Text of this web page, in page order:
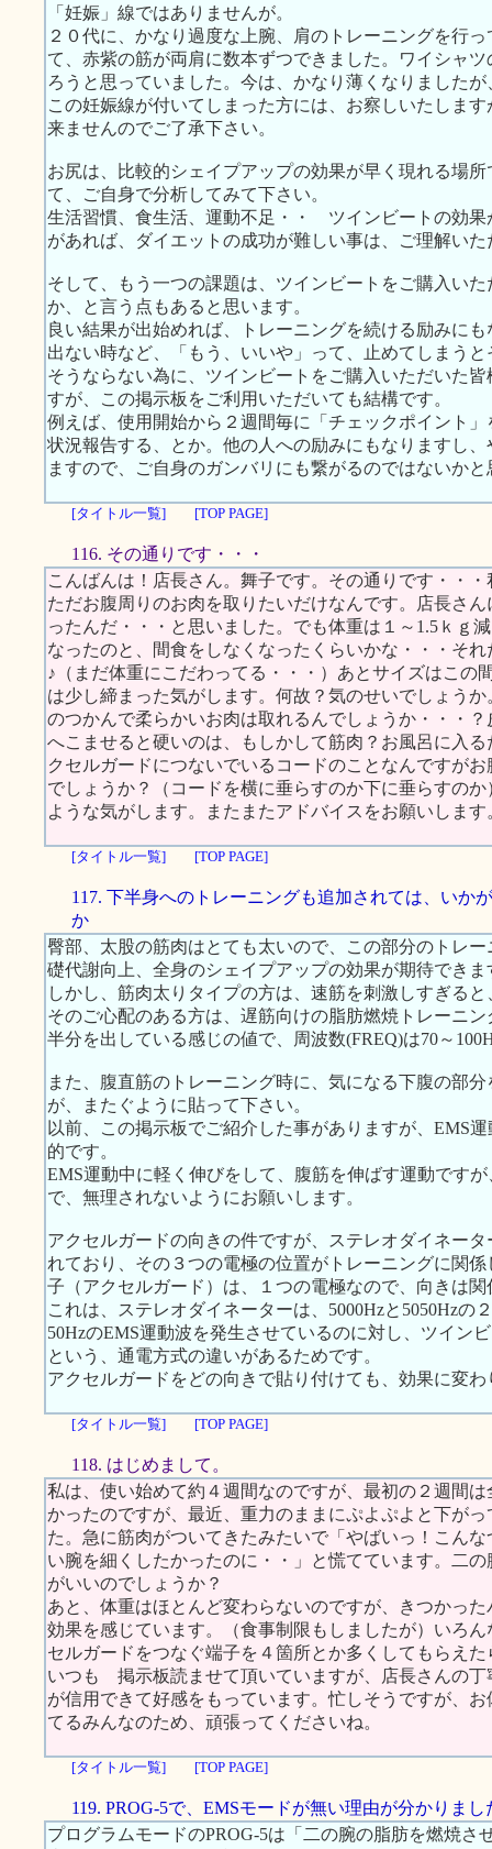
「妊娠」線ではありませんが。
２０代に、かなり過度な上腕、肩のトレーニングを行
て、赤紫の筋が両肩に数本ずつできました。ワイシャ
ろうと思っていました。今は、かなり薄くなりました
この妊娠線が付いてしまった方には、お察しいたしま
来ませんのでご了承下さい。
お尻は、比較的シェイプアップの効果が早く現れる場
て、ご自身で分析してみて下さい。
生活習慣、食生活、運動不足・・ ツインビートの効果
があれば、ダイエットの成功が難しい事は、ご理解い
そして、もう一つの課題は、ツインビートをご購入い
か、と言う点もあると思います。
良い結果が出始めれば、トレーニングを続ける励みに
出ない時など、「もう、いいや」って、止めてしまう
そうならない為に、ツインビートをご購入いただいた
すが、この掲示板をご利用いただいても結構です。
例えば、使用開始から２週間毎に「チェックポイント
状況報告する、とか。他の人への励みにもなりますし
ますので、ご自身のガンバリにも繋がるのではないかと
[タイトル一覧] [TOP PAGE]
116. その通りです・・・
こんばんは！店長さん。舞子です。その通りです・・
ただお腹周りのお肉を取りたいだけなんです。店長さ
ったんだ・・・と思いました。でも体重は１～1.5ｋｇ
なったのと、間食をしなくなったくらいかな・・・そ
♪（まだ体重にこだわってる・・・）あとサイズはこの
は少し締まった気がします。何故？気のせいでしょう
のつかんで柔らかいお肉は取れるんでしょうか・・・
へこませると硬いのは、もしかして筋肉？お風呂に入
クセルガードにつないでいるコードのことなんですが
でしょうか？（コードを横に垂らすのか下に垂らすの
ような気がします。またまたアドバイスをお願いします
[タイトル一覧] [TOP PAGE]
117. 下半身へのトレーニングも追加されては、いか
か
臀部、太股の筋肉はとても太いので、この部分のトレ
礎代謝向上、全身のシェイプアップの効果が期待できま
しかし、筋肉太りタイプの方は、速筋を刺激しすぎる
そのご心配のある方は、遅筋向けの脂肪燃焼トレーニ
半分を出している感じの値で、周波数(FREQ)は70～
また、腹直筋のトレーニング時に、気になる下腹の部
が、またぐように貼って下さい。
以前、この掲示板でご紹介した事がありますが、EMS
的です。
EMS運動中に軽く伸びをして、腹筋を伸ばす運動です
で、無理されないようにお願いします。
アクセルガードの向きの件ですが、ステレオダイネー
れており、その３つの電極の位置がトレーニングに関
子（アクセルガード）は、１つの電極なので、向きは
これは、ステレオダイネーターは、5000Hzと5050Hzの
50HzのEMS運動波を発生させているのに対し、ツイン
という、通電方式の違いがあるためです。
アクセルガードをどの向きで貼り付けても、効果に変
[タイトル一覧] [TOP PAGE]
118. はじめまして。
私は、使い始めて約４週間なのですが、最初の２週間
かったのですが、最近、重力のままにぷよぷよと下が
た。急に筋肉がついてきたみたいで「やばいっ！こん
い腕を細くしたかったのに・・」と慌てています。二
がいいのでしょうか？
あと、体重はほとんど変わらないのですが、きつかっ
効果を感じています。（食事制限もしましたが）いろ
セルガードをつなぐ端子を４箇所とか多くしてもらえ
いつも 掲示板読ませて頂いていますが、店長さんの
が信用できて好感をもっています。忙しそうですが、
てるみんなのため、頑張ってくださいね。
[タイトル一覧] [TOP PAGE]
119. PROG-5で、EMSモードが無い理由が分かりまし
プログラムモードのPROG-5は「二の腕の脂肪を燃焼さ